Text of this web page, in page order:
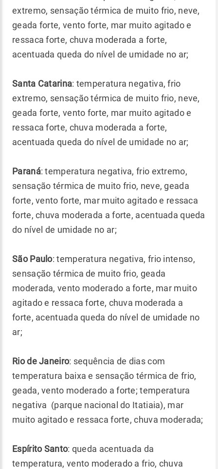
extremo, sensação térmica de muito frio, neve,
geada forte, vento forte, mar muito agitado e
ressaca forte, chuva moderada a forte,
acentuada queda do nível de umidade no ar;
Santa Catarina: temperatura negativa, frio
extremo, sensação térmica de muito frio, neve,
geada forte, vento forte, mar muito agitado e
ressaca forte, chuva moderada a forte,
acentuada queda do nível de umidade no ar;
Paraná: temperatura negativa, frio extremo,
sensação térmica de muito frio, neve, geada
forte, vento forte, mar muito agitado e ressaca
forte, chuva moderada a forte, acentuada queda
do nível de umidade no ar;
São Paulo: temperatura negativa, frio intenso,
sensação térmica de muito frio, geada
moderada, vento moderado a forte, mar muito
agitado e ressaca forte, chuva moderada a
forte, acentuada queda do nível de umidade no
ar;
Rio de Janeiro: sequência de dias com
temperatura baixa e sensação térmica de frio,
geada, vento moderado a forte; temperatura
negativa (parque nacional do Itatiaia), mar
muito agitado e ressaca forte, chuva moderada;
Espírito Santo: queda acentuada da
temperatura, vento moderado a frio, chuva